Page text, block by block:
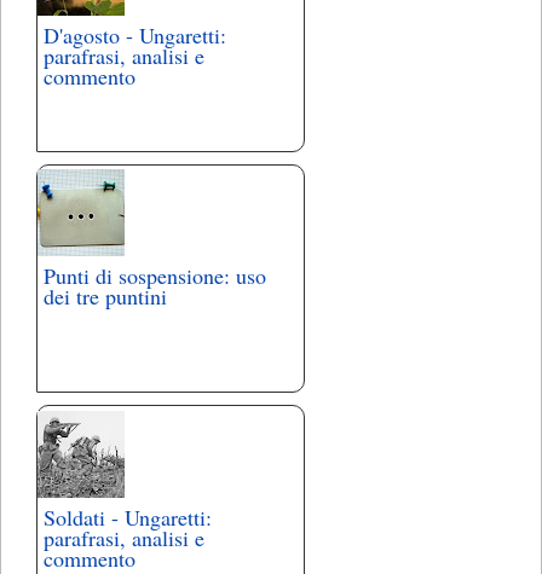
D'agosto - Ungaretti:
parafrasi, analisi e
commento
Punti di sospensione: uso
dei tre puntini
Soldati - Ungaretti:
parafrasi, analisi e
commento